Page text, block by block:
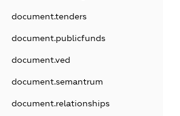
document.tenders
document.publicfunds
document.ved
document.semantrum
document.relationships